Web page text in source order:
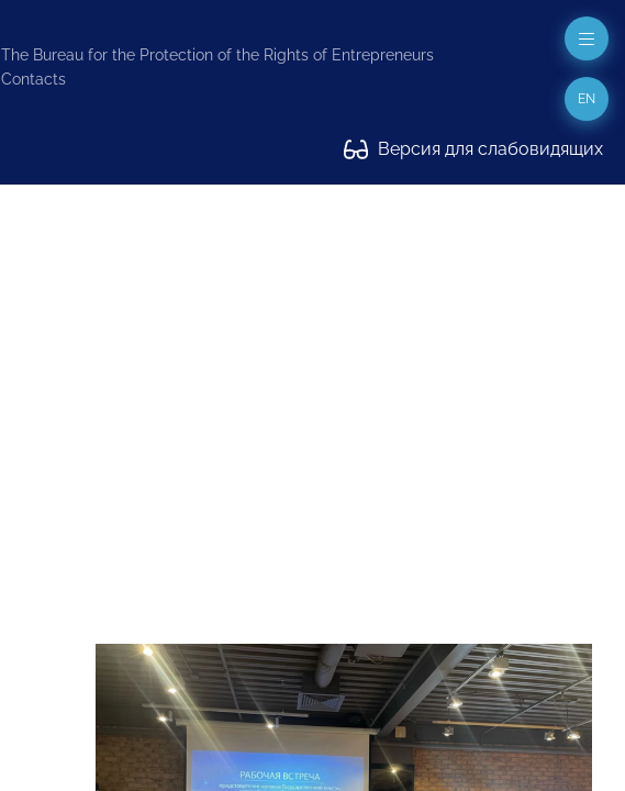
The Bureau for the Protection of the Rights of Entrepreneurs
Contacts
Версия для слабовидящих
EN